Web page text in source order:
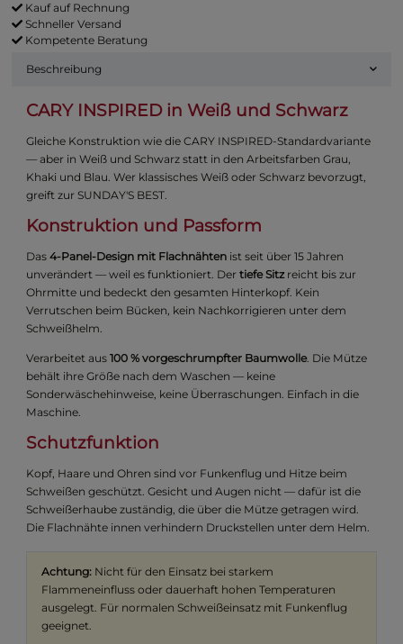
Kauf auf Rechnung
Schneller Versand
Kompetente Beratung
Beschreibung
CARY INSPIRED in Weiß und Schwarz
Gleiche Konstruktion wie die CARY INSPIRED-Standardvariante
— aber in Weiß und Schwarz statt in den Arbeitsfarben Grau,
Khaki und Blau. Wer klassisches Weiß oder Schwarz bevorzugt,
greift zur SUNDAY'S BEST.
Konstruktion und Passform
Das4-Panel-Design mit Flachnähten ist seit über 15 Jahren
unverändert — weil es funktioniert. Dertiefe Sitz reicht bis zur
Ohrmitte und bedeckt den gesamten Hinterkopf. Kein
Verrutschen beim Bücken, kein Nachkorrigieren unter dem
Schweißhelm.
Verarbeitet aus100 % vorgeschrumpfter Baumwolle. Die Mütze
behält ihre Größe nach dem Waschen — keine
Sonderwäschehinweise, keine Überraschungen. Einfach in die
Maschine.
Schutzfunktion
Kopf, Haare und Ohren sind vor Funkenflug und Hitze beim
Schweißen geschützt. Gesicht und Augen nicht — dafür ist die
Schweißerhaube zuständig, die über die Mütze getragen wird.
Die Flachnähte innen verhindern Druckstellen unter dem Helm.
Achtung: Nicht für den Einsatz bei starkem
Flammeneinfluss oder dauerhaft hohen Temperaturen
ausgelegt. Für normalen Schweißeinsatz mit Funkenflug
geeignet.